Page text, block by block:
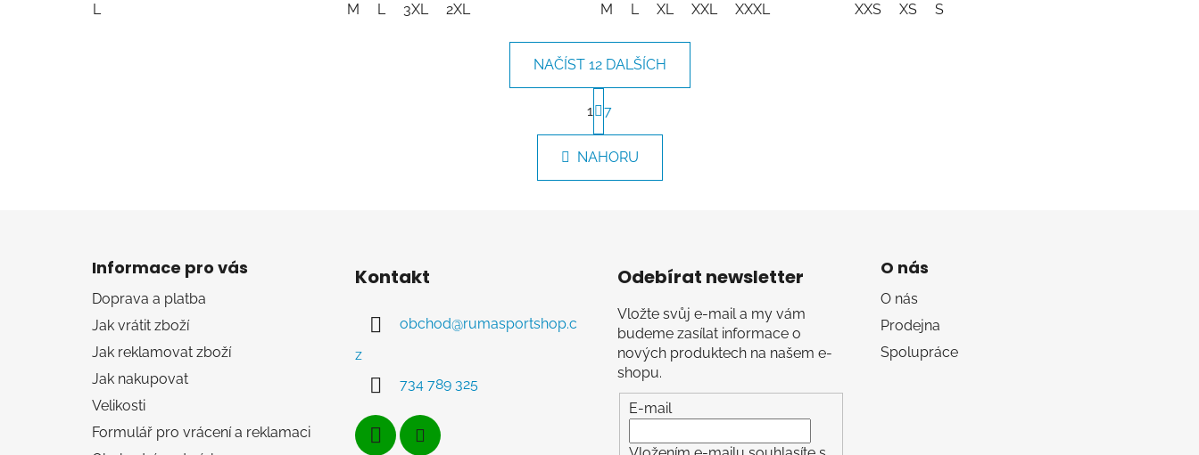
L M L 3XL 2XL M L XL XXL XXXL XXS XS S
O
v
l
á
NAČÍST 12 DALŠÍCH
S
t
r
á
n
k
1 7
NAHORU
Informace pro vás
Doprava a platba
Jak vrátit zboží
Jak reklamovat zboží
Jak nakupovat
Velikosti
Formulář pro vrácení a reklamaci
Kontakt
obchod@rumasportshop.c
z
734 789 325
Odebírat newsletter
Vložte svůj e-mail a my vám
budeme zasílat informace o
nových produktech na našem e-
shopu.
E-mail
O nás
O nás
Prodejna
Spolupráce